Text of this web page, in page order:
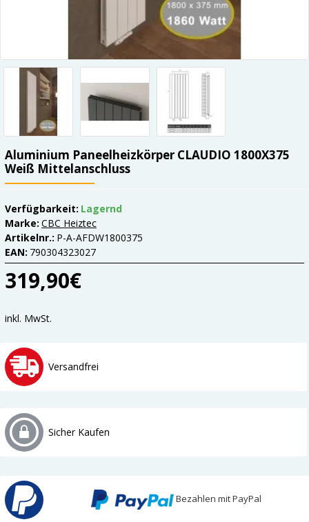
Aluminium Paneelheizkörper CLAUDIO 1800X375
Weiß Mittelanschluss
319,90€
Verfügbarkeit: Lagernd
Marke: CBC Heiztec
Artikelnr.: P-A-AFDW1800375
EAN: 790304323027
inkl. MwSt.
Versandfrei
Sicher Kaufen
Bezahlen mit PayPal